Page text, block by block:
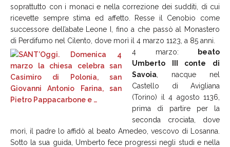
soprattutto con i monaci e nella correzione dei sudditi, di cui
ricevette sempre stima ed affetto. Resse il Cenobio come
successore dell’abate Leone I, fino a che passò al Monastero
di Perdifumo nel Cilento, dove morì il 4 marzo 1123, a 85 anni.
4 marzo:
beato
Umberto III conte di
Savoia , nacque nel
Castello di Avigliana
(Torino) il 4 agosto 1136,
prima di partire per la
seconda crociata, dove
morì, il padre lo affidò al beato Amedeo, vescovo di Losanna.
Sotto la sua guida, Umberto fece progressi negli studi e nella